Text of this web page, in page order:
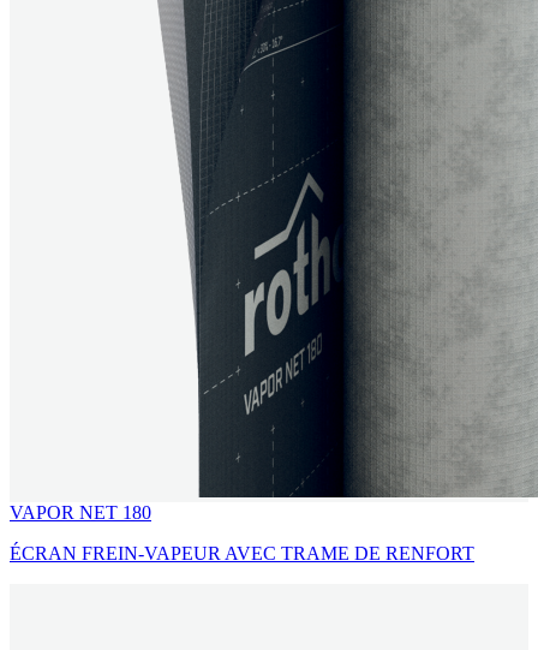
VAPOR NET 180
ÉCRAN FREIN-VAPEUR AVEC TRAME DE RENFORT